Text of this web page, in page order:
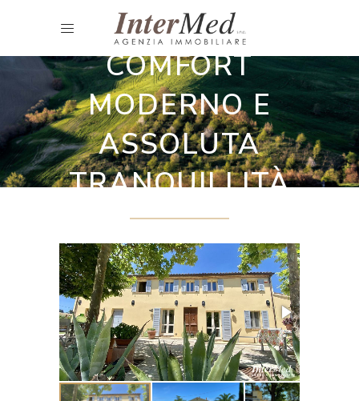
Casali ristrutturati
COMFORT
MODERNO E
ASSOLUTA
TRANQUILLITÀ